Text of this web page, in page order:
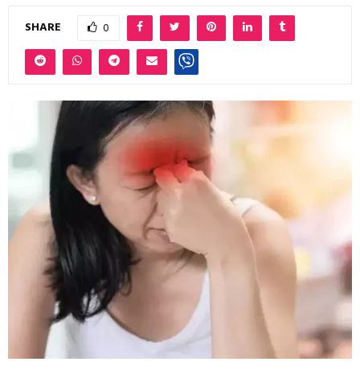
SHARE 0